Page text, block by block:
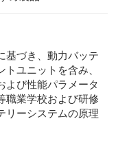
基づき、動力バッテ
ユニットを含み、
よび性能パラメータ
職業学校および研修
リーシステムの原理